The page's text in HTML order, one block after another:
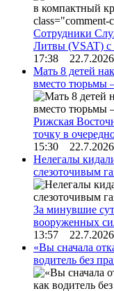
Сотрудники
Литвы (VSAT)
17:38 22.7.2026
Мать 8 детей
вместо тюрьмы
Рижская
точку в
15:30 22.7.2026
Нелегалы
слезоточивым
За минувшие
вооруженных
13:57 22.7.2026
«Вы сначала
водитель без